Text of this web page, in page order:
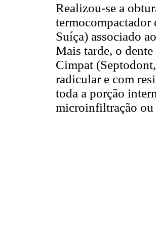
Realizou-se a
Suíça) associado
Mais tarde, o
Cimpat
radicular e com
toda a porção
microinfiltração ou